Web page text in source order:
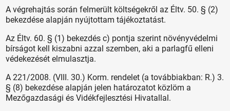
A végrehajtás során felmerült költségekről az Éltv. 50. § (2)
bekezdése alapján nyújtottam tájékoztatást.
Az Éltv. 60. § (1) bekezdés c) pontja szerint növényvédelmi
bírságot kell kiszabni azzal szemben, aki a parlagfű elleni
védekezését elmulasztja.
A 221/2008. (VIII. 30.) Korm. rendelet (a továbbiakban: R.) 3.
§ (8) bekezdése alapján jelen határozatot közlöm a
Mezőgazdasági és Vidékfejlesztési Hivatallal.